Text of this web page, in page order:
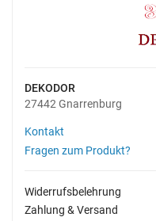
DEKODOR
27442 Gnarrenburg
Kontakt
Fragen zum Produkt?
Widerrufsbelehrung
Zahlung & Versand